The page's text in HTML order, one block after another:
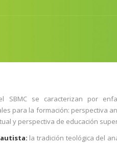
SBMC se caracterizan por
para la formación: perspectiva
y perspectiva de educación
la tradición teológica del